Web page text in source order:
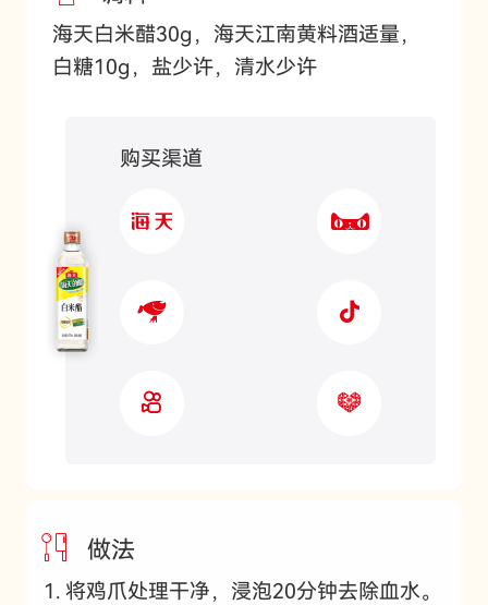
海天白米醋30g，海天江南黄料酒适量，
白糖10g，盐少许，清水少许
购买渠道
做法
将鸡爪处理干净，浸泡20分钟去除血水。